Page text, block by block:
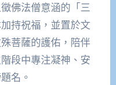
佛法僧意涵的「三
持祝福，並置於文
菩薩的護佑，陪伴
段中專注凝神、安
名。